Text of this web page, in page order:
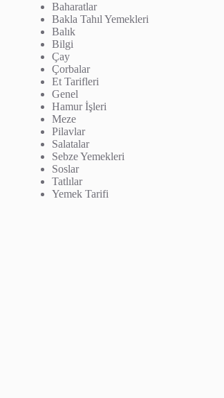
Baharatlar
Bakla Tahıl Yemekleri
Balık
Bilgi
Çay
Çorbalar
Et Tarifleri
Genel
Hamur İşleri
Meze
Pilavlar
Salatalar
Sebze Yemekleri
Soslar
Tatlılar
Yemek Tarifi